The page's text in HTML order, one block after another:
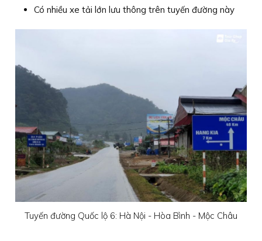
Có nhiều xe tải lớn lưu thông trên tuyến đường này
Tuyến đường Quốc lộ 6: Hà Nội - Hòa Bình - Mộc Châu